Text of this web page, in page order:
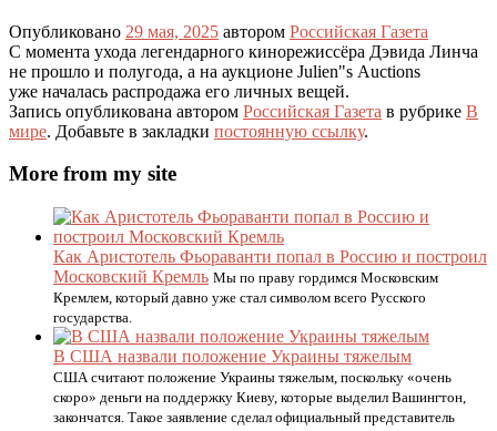
Опубликовано 29 мая, 2025 автором Российская Газета
С момента ухода легендарного кинорежиссёра Дэвида Линча
не прошло и полугода, а на аукционе Julien"s Auctions
уже началась распродажа его личных вещей.
Запись опубликована автором Российская Газета в рубрике В
мире. Добавьте в закладки постоянную ссылку.
More from my site
Как Аристотель Фьораванти попал в Россию и построил
Московский Кремль Мы по праву гордимся Московским
Кремлем, который давно уже стал символом всего Русского
государства.
В США назвали положение Украины тяжелым
США считают положение Украины тяжелым, поскольку «очень
скоро» деньги на поддержку Киеву, которые выделил Вашингтон,
закончатся. Такое заявление сделал официальный представитель